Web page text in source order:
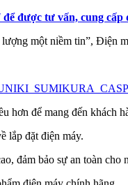
được tư vấn, cung
một niềm tin”, Điện
hơn để mang đến khách
lắp đặt điện máy.
đảm bảo sự an toàn